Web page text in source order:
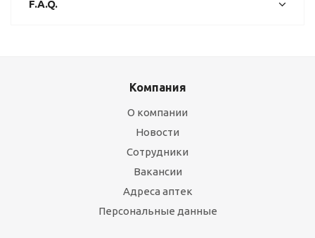
F.A.Q.
Компания
О компании
Новости
Сотрудники
Вакансии
Адреса аптек
Персональные данные